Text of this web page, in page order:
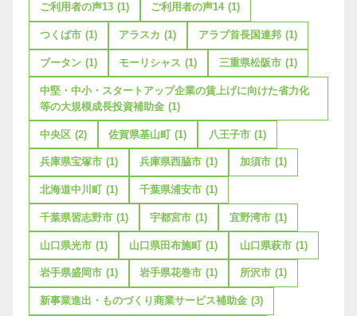
ご利用者の声13 (1) ご利用者の声14 (1)
つくば市 (1) アラスカ (1) アラブ首長国連邦 (1)
ブータン (1) モーリシャス (1) 三重県松阪市 (1)
中堅・中小・スタートアップ企業の賃上げに向けた省力化
等の大規模成長投資補助金 (1)
中央区 (2) 佐賀県基山町 (1) 八王子市 (1)
兵庫県宝塚市 (1) 兵庫県西脇市 (1) 加須市 (1)
北海道中川町 (1) 千葉県浦安市 (1)
千葉県習志野市 (1) 宇都宮市 (1) 宜野湾市 (1)
山口県光市 (1) 山口県田布施町 (1) 山口県萩市 (1)
岩手県盛岡市 (1) 岩手県花巻市 (1) 所沢市 (1)
新事業進出・ものづくり商業サービス補助金 (3)